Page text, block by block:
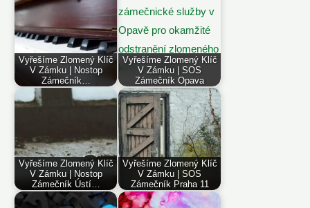
Vyřešíme Zlomený Klíč
V Zámku | Nostop
Zámečník…
Vyřešíme Zlomený Klíč
V Zámku | SOS
Zámečník Opava
Vyřešíme Zlomený Klíč
V Zámku | Nostop
Zámečník Ústí…
Vyřešíme Zlomený Klíč
V Zámku | SOS
Zámečník Praha 11